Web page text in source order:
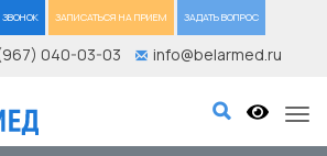
ЗВОНОК ЗАПИСАТЬСЯ НА ПРИЕМ ЗАДАТЬ ВОПРОС
040-03-03 info@belarmed.ru